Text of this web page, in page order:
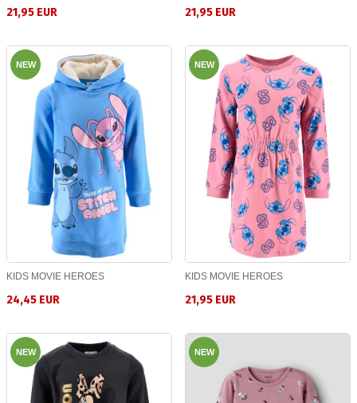
21,95 EUR 21,95 EUR
NEW
KIDS MOVIE HEROES
24,45 EUR
NEW
KIDS MOVIE HEROES
21,95 EUR
NEW NEW